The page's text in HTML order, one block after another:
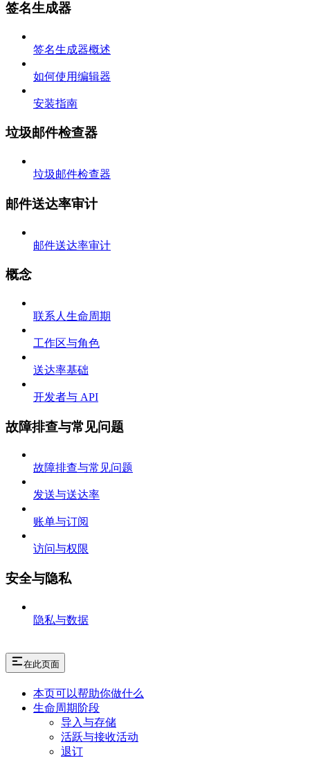
签名生成器
签名生成器概述
如何使用编辑器
安装指南
垃圾邮件检查器
垃圾邮件检查器
邮件送达率审计
邮件送达率审计
概念
联系人生命周期
工作区与角色
送达率基础
开发者与 API
故障排查与常见问题
故障排查与常见问题
发送与送达率
账单与订阅
访问与权限
安全与隐私
隐私与数据
在此页面
本页可以帮助你做什么
生命周期阶段
导入与存储
活跃与接收活动
退订